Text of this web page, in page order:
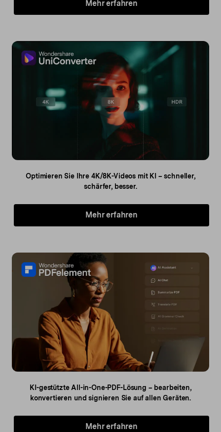
Mehr erfahren
Optimieren Sie Ihre 4K/8K-Videos mit KI – schneller,
schärfer, besser.
Mehr erfahren
KI-gestützte All-in-One-PDF-Lösung – bearbeiten,
konvertieren und signieren Sie auf allen Geräten.
Mehr erfahren